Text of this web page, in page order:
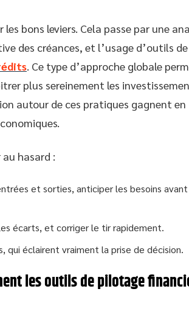
bons leviers. Cela passe par une
des créances, et l’usage d’outils de
. Ce type d’approche globale
plus sereinement les
autour de ces pratiques gagnent en
hasard :
et sorties, anticiper les besoins avant
écarts, et corriger le tir rapidement.
qui éclairent vraiment la prise de décision.
les outils de pilotage